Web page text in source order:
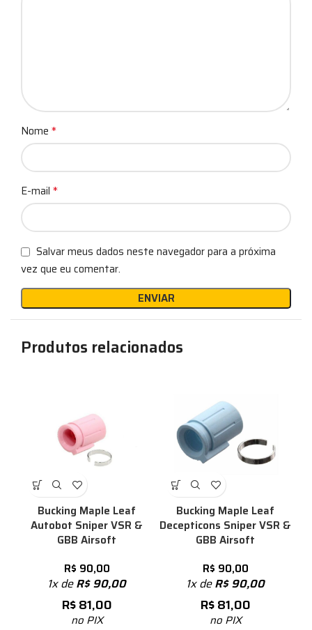
Nome *
E-mail *
Salvar meus dados neste navegador para a próxima
vez que eu comentar.
Produtos relacionados
Bucking Maple Leaf
Autobot Sniper VSR &
GBB Airsoft
R$ 90,00
1x deR$90,00
R$81,00
no PIX
Bucking Maple Leaf
Decepticons Sniper VSR &
GBB Airsoft
R$ 90,00
1x deR$90,00
R$81,00
no PIX